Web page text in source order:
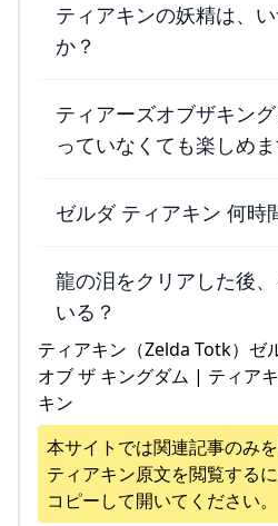
ティアキンの妖精は、
か？
ティアーズオブザキン
っていなくても楽しめま
ゼルダ ティアキン 何時
龍の泪をクリアした後
いる？
ティアキン（Zelda Totk）ゼ
オブ ザ キングダム | ティア
キン
本サイトでは関連記事のみ
ティアキン原文を閲覧する
コピーして開いてください。